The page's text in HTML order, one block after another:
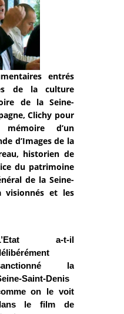
entrés
de la culture
de la Seine-
Clichy pour
d’un
d’Images de la
historien de
du patrimoine
de la Seine-
visionnés et les
a-t-il
la
Saint-Denis
on le voit
le film de